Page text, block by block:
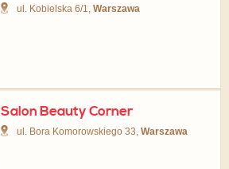
ul. Kobielska 6/1,Warszawa
Salon Beauty Corner
ul. Bora Komorowskiego 33,Warszawa